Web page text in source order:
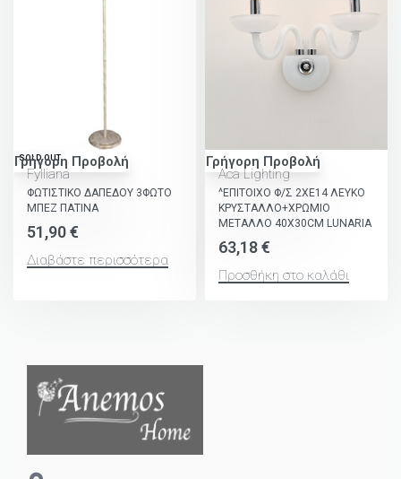
SOLD OUT
Γρήγορη Προβολή
Fylliana
ΦΩΤΙΣΤΙΚΟ ΔΑΠΕΔΟΥ 3ΦΩΤΟ
ΜΠΕΖ ΠΑΤΙΝΑ
51,90€
Διαβάστε περισσότερα
Γρήγορη Προβολή
Aca Lighting
^ΕΠΙΤΟΙΧΟ Φ/Σ 2ΧΕ14 ΛΕΥΚΟ
ΚΡΥΣΤΑΛΛΟ+ΧΡΩΜΙΟ
ΜΕΤΑΛΛΟ 40X30CM LUNARIA
63,18€
Προσθήκη στο καλάθι